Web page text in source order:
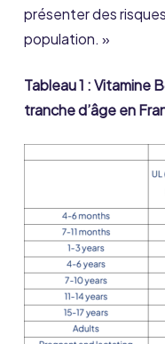
présenter des
population. »
Tableau 1 : Vitamine
tranche d’âge en